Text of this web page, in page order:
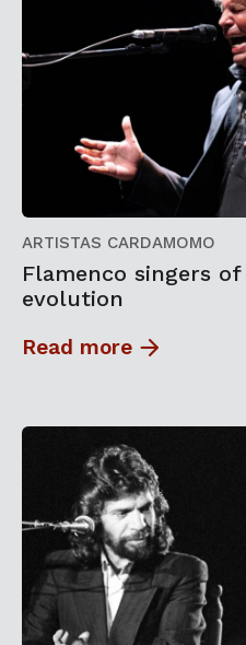
ARTISTAS CARDAMOMO
Flamenco singers
evolution
Read more